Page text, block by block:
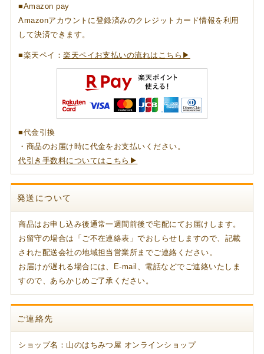
■Amazon pay
Amazonアカウントに登録済みのクレジットカード情報を利用
して決済できます。
■楽天ペイ：楽天ペイお支払いの流れはこちら▶
■代金引換
・商品のお届け時に代金をお支払いください。
代引き手数料についてはこちら▶
発送について
商品はお申し込み後通常一週間前後で宅配にてお届けします。
お留守の場合は「ご不在連絡表」でおしらせしますので、記載
された配送会社の地域担当営業所までご連絡ください。
お届けが遅れる場合には、E-mail、電話などでご連絡いたしま
すので、あらかじめご了承ください。
ご連絡先
ショップ名：山のはちみつ屋 オンラインショップ